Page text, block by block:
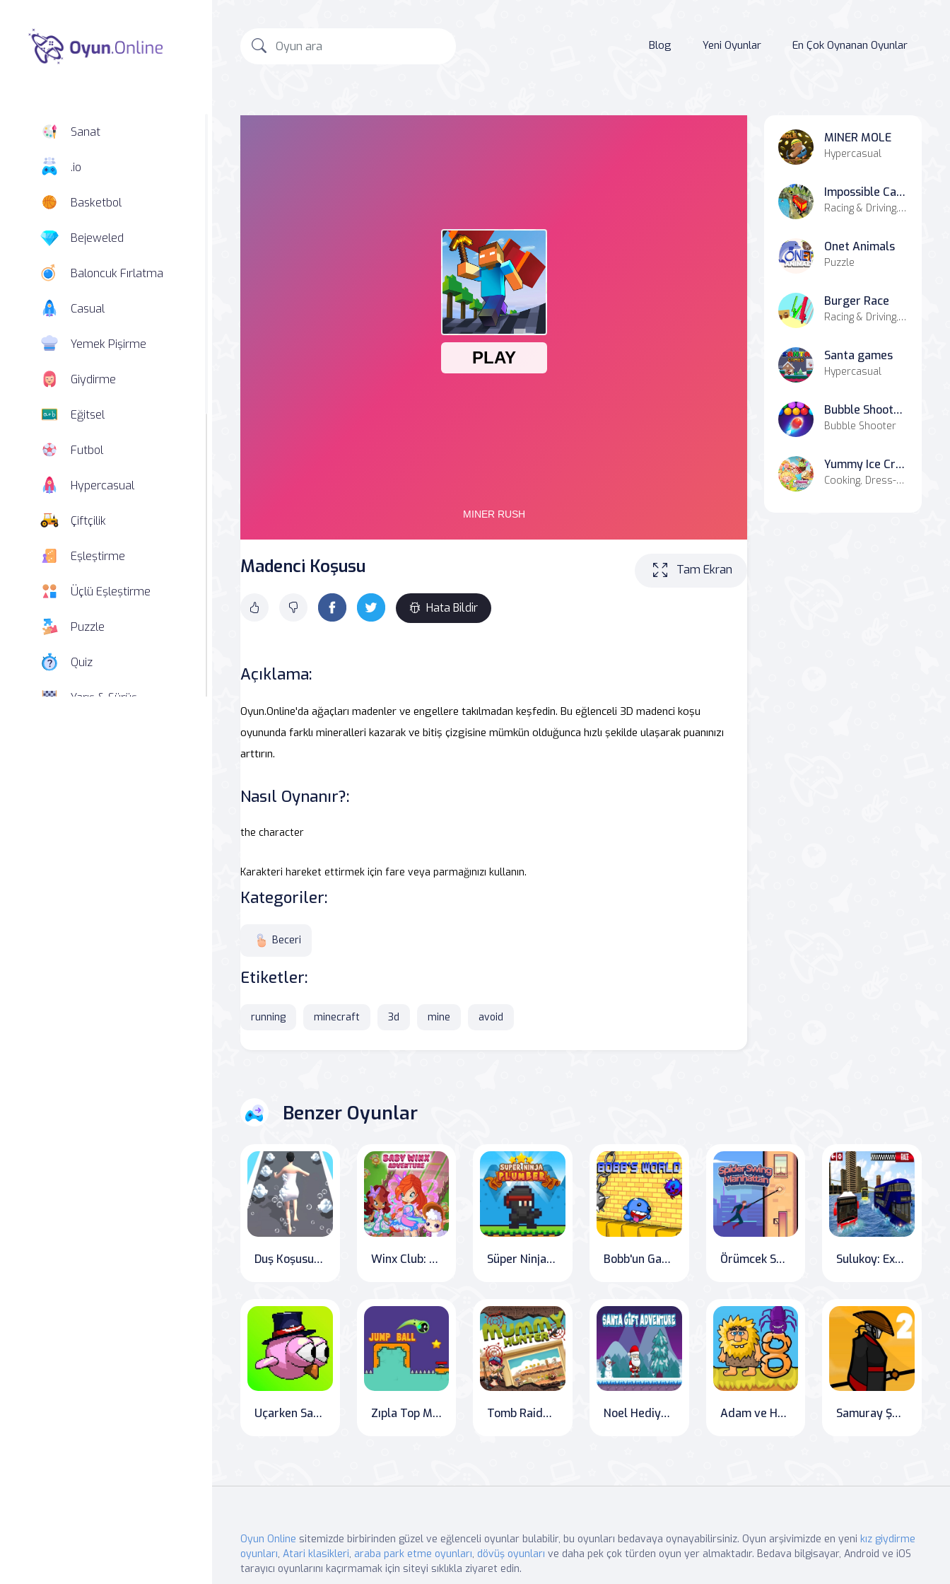
Sanat
.io
Basketbol
Bejeweled
Baloncuk Fırlatma
Casual
Yemek Pişirme
Giydirme
Eğitsel
Futbol
Hypercasual
Çiftçilik
Eşleştirme
Üçlü Eşleştirme
Puzzle
Quiz
Yarış & Sürüş
Blog Yeni Oyunlar En Çok Oynanan Oyunlar
Madenci Koşusu
Hata Bildir
Tam Ekran
Açıklama:
Oyun.Online'da ağaçları madenler ve engellere takılmadan keşfedin. Bu eğlenceli 3D madenci koşu
oyununda farklı mineralleri kazarak ve bitiş çizgisine mümkün olduğunca hızlı şekilde ulaşarak puanınızı
arttırın.
Nasıl Oynanır?:
the character
Karakteri hareket ettirmek için fare veya parmağınızı kullanın.
Kategoriler:
Beceri
Etiketler:
running minecraft 3d mine avoid
MINER MOLE
Hypercasual
Impossible Cargo Truck Driver Simulator Game
Racing & Driving, Hypercasual
Onet Animals
Puzzle
Burger Race
Racing & Driving, Agility, Casual
Santa games
Hypercasual
Bubble Shooter HD 2
Bubble Shooter
Yummy Ice Cream Factory
Cooking, Dress-up, Simulation
Benzer Oyunlar
Duş Koşusu 3D Winx Club: Diamond Dash Süper Ninja Tesisatçı Bobb'un Gastronomi Macerası Örümcek Salıncağı Manhattan Sulukoy: Extreme Water Surfer Bus Simulator
Uçarken Sağa" or "Fly to The Right Zıpla Top Maceraları Tomb Raider: Desert Dash Noel Hediye Macerası Adam ve Havva 8 Samuray Şapkası 2
Oyun Online sitemizde birbirinden güzel ve eğlenceli oyunlar bulabilir, bu oyunları bedavaya oynayabilirsiniz. Oyun arşivimizde en yeni kız giydirme
oyunları, Atari klasikleri, araba park etme oyunları, dövüş oyunları ve daha pek çok türden oyun yer almaktadır. Bedava bilgisayar, Android ve iOS
tarayıcı oyunlarını kaçırmamak için siteyi sıklıkla ziyaret edin.